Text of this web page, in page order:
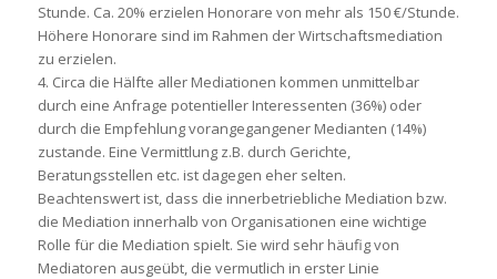
Stunde. Ca. 20% erzielen Honorare von mehr als 150 €/Stunde.
Höhere Honorare sind im Rahmen der Wirtschaftsmediation
zu erzielen.
4. Circa die Hälfte aller Mediationen kommen unmittelbar
durch eine Anfrage potentieller Interessenten (36%) oder
durch die Empfehlung vorangegangener Medianten (14%)
zustande. Eine Vermittlung z.B. durch Gerichte,
Beratungsstellen etc. ist dagegen eher selten.
Beachtenswert ist, dass die innerbetriebliche Mediation bzw.
die Mediation innerhalb von Organisationen eine wichtige
Rolle für die Mediation spielt. Sie wird sehr häufig von
Mediatoren ausgeübt, die vermutlich in erster Linie